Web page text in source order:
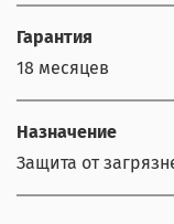
Гарантия
18 месяцев
Назначение
Защита от